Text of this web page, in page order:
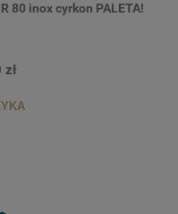
80 inox cyrkon PALETA!